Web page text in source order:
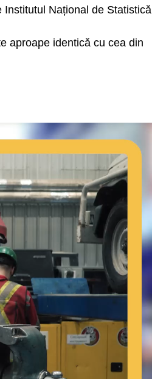
Național de Statistică
aproape identică cu cea din